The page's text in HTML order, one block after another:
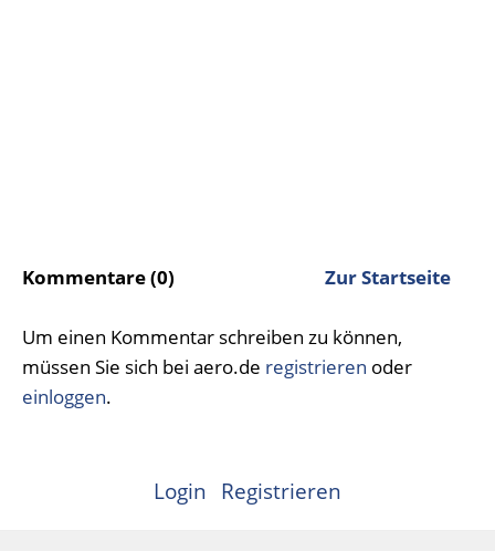
Kommentare (0) Zur Startseite
Um einen Kommentar schreiben zu können,
müssen Sie sich bei aero.de registrieren oder
einloggen.
Login Registrieren